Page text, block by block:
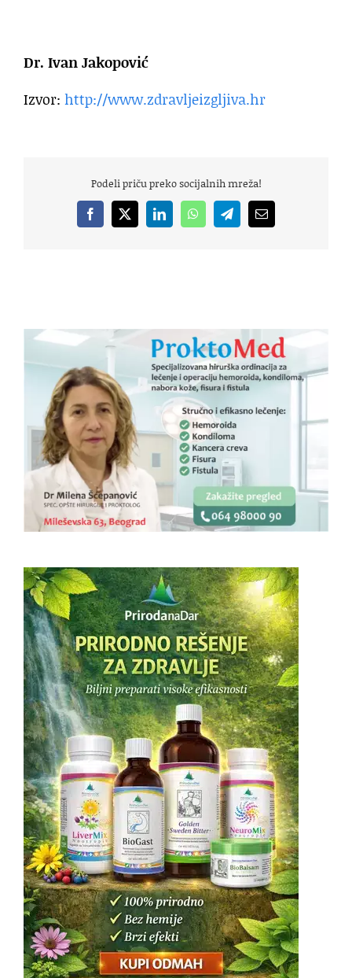
Dr. Ivan Jakopović
Izvor: http://www.zdravljeizgljiva.hr
Podeli priču preko socijalnih mreža!
Facebook
X LinkedInWhatsAppTelegramEmail